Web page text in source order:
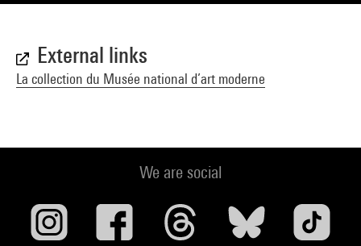
External links
La collection du Musée national d’art moderne
We are social